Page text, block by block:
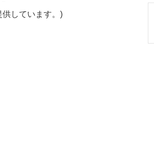
しています。)